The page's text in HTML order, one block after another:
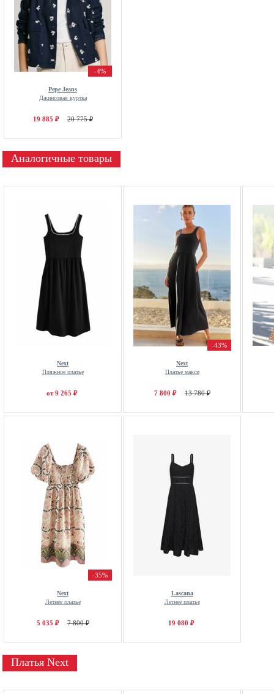
-4%
Pepe Jeans
Джинсовая куртка
19 885 ₽ 20 775 ₽
Аналогичные товары
Next
Пляжное платье
от 9 265 ₽
-43%
Next
Платье макси
7 800 ₽ 13 780 ₽
-35%
Next
Летнее платье
5 035 ₽ 7 800 ₽
Lascana
Летнее платье
19 080 ₽
Платья Next